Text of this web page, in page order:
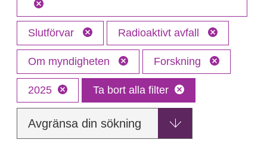
Slutförvar Radioaktivt avfall
Om myndigheten Forskning
2025 Ta bort alla filter
Avgränsa din sökning